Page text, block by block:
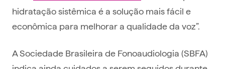
hidratação sistêmica é a solução mais fácil e
econômica para melhorar a qualidade da voz”.
A Sociedade Brasileira de Fonoaudiologia (SBFA)